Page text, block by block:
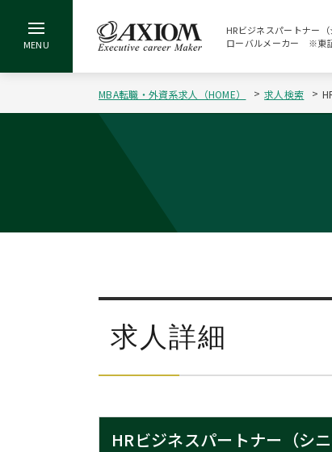
HRビジネスパートナー
ローバルメーカー ※東証
MBA転職・外資系求人（HOME） 求人検索
求人詳細
HRビジネスパートナー（シ